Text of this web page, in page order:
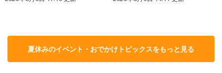
夏休みのイベント・おでかけトピックスをもっと見る